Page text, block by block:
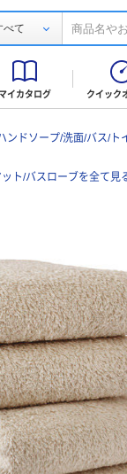
べて
マイカタログ クイック
ンドソープ/洗面/バス/ト
ト/バスローブを全て見